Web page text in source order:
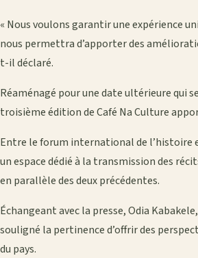
« Nous voulons garantir une expérience
nous permettra d’apporter des
t-il déclaré.
Réaménagé pour une date ultérieure qui
troisième édition de Café Na Culture
Entre le forum international de l’histoire
un espace dédié à la transmission des
en parallèle des deux précédentes.
Échangeant avec la presse, Odia
souligné la pertinence d’offrir des
du pays.